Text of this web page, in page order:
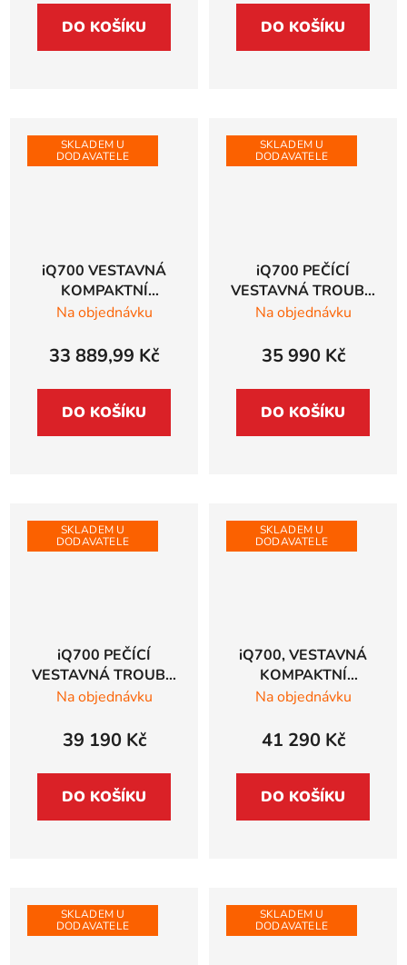
DO KOŠÍKU DO KOŠÍKU
SKLADEM U
DODAVATELE
iQ700 VESTAVNÁ
KOMPAKTNÍ
MIKROVLNNÁ
studioLine, černá -
CE932GXB1
Na objednávku
33 889,99 Kč
DO KOŠÍKU
SKLADEM U
DODAVATELE
iQ700 PEČÍCÍ
VESTAVNÁ TROUBA
Siemens studioLine
Na objednávku
35 990 Kč
DO KOŠÍKU
SKLADEM U
DODAVATELE
iQ700 PEČÍCÍ
VESTAVNÁ TROUBA
Siemens studioLine,
Na objednávku
39 190 Kč
DO KOŠÍKU
SKLADEM U
DODAVATELE
iQ700, VESTAVNÁ
KOMPAKTNÍ
TROUBA Siemens
CD914GXB1
Na objednávku
41 290 Kč
DO KOŠÍKU
SKLADEM U
DODAVATELE
SKLADEM U
DODAVATELE